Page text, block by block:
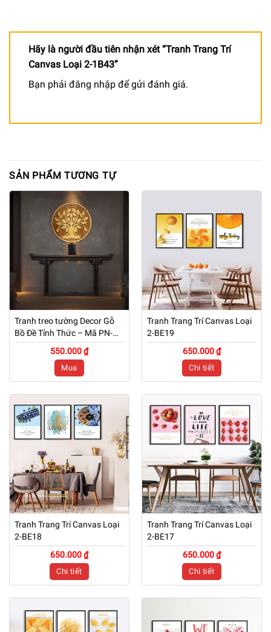
Hãy là người đầu tiên nhận xét “Tranh Trang Trí
Canvas Loại 2-1B43”
Bạn phải đăng nhập để gửi đánh giá.
SẢN PHẨM TƯƠNG TỰ
Tranh treo tường Decor Gỗ
Bồ Đề Tỉnh Thức – Mã PN-
TG01
550.000 ₫
Mua
Tranh Trang Trí Canvas Loại
2-BE19
650.000 ₫
Chi tiết
Tranh Trang Trí Canvas Loại
2-BE18
650.000 ₫
Chi tiết
Tranh Trang Trí Canvas Loại
2-BE17
650.000 ₫
Chi tiết